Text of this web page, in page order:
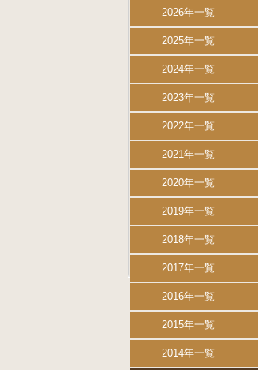
2026年一覧
2025年一覧
2024年一覧
2023年一覧
2022年一覧
2021年一覧
2020年一覧
2019年一覧
2018年一覧
2017年一覧
2016年一覧
2015年一覧
2014年一覧